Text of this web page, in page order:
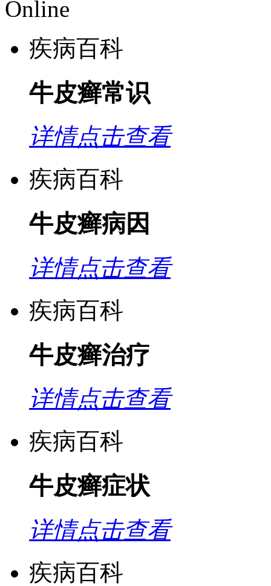
Online
疾病百科
牛皮癣常识
详情点击查看
疾病百科
牛皮癣病因
详情点击查看
疾病百科
牛皮癣治疗
详情点击查看
疾病百科
牛皮癣症状
详情点击查看
疾病百科